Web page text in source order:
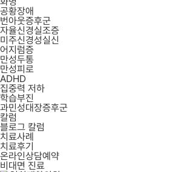
공황장애
번아웃증후군
자율신경실조증
미주신경성실신
어지럼증
만성두통
만성피로
ADHD
집중력 저하
학습부진
과민성대장증후군
칼럼
블로그 칼럼
치료사례
치료후기
온라인상담예약
비대면 진료